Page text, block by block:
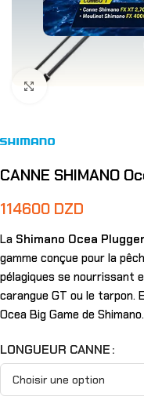
Agrandir
CANNE SHIMANO
114600 DZD
La Shimano Ocea
gamme conçue pour la
pélagiques se nourrissant
carangue GT ou le tarpon.
Ocea Big Game de Shimano.
LONGUEUR CANNE